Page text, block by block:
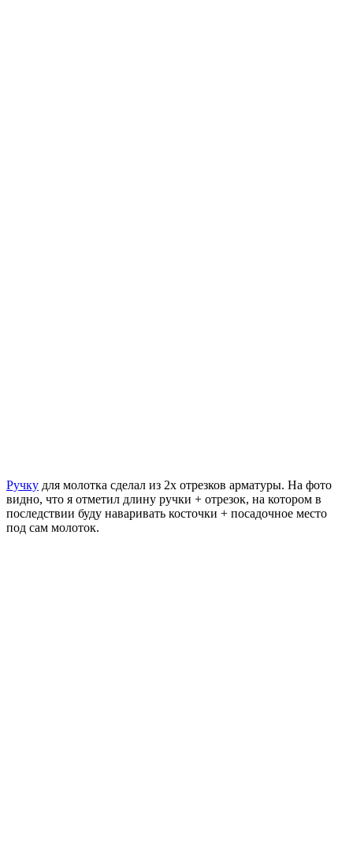
Ручку для молотка сделал из 2х отрезков арматуры. На фото
видно, что я отметил длину ручки + отрезок, на котором в
последствии буду наваривать косточки + посадочное место
под сам молоток.